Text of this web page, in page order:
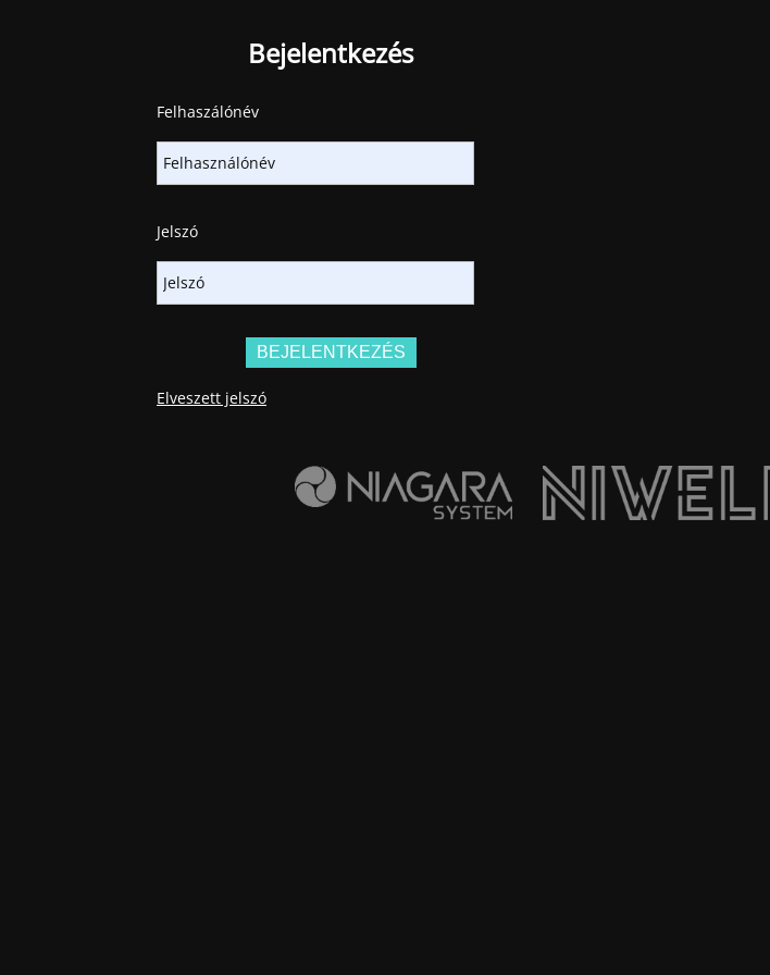
Bejelentkezés
Felhaszálónév
Jelszó
Elveszett jelszó